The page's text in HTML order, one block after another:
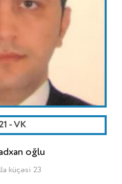
- VK
oğlu
küçəsi 23